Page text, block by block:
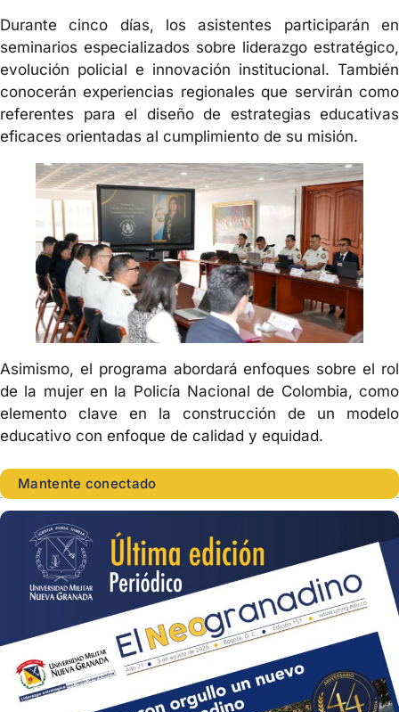
Durante cinco días, los asistentes participarán en
seminarios especializados sobre liderazgo estratégico,
evolución policial e innovación institucional. También
conocerán experiencias regionales que servirán como
referentes para el diseño de estrategias educativas
eficaces orientadas al cumplimiento de su misión.
Asimismo, el programa abordará enfoques sobre el rol
de la mujer en la Policía Nacional de Colombia, como
elemento clave en la construcción de un modelo
educativo con enfoque de calidad y equidad.
Mantente conectado